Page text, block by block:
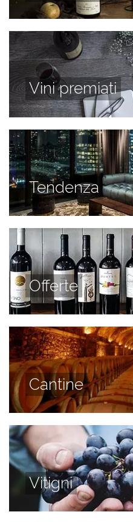
Vini premiati
Tendenza
Offerte
Cantine
Vitigni